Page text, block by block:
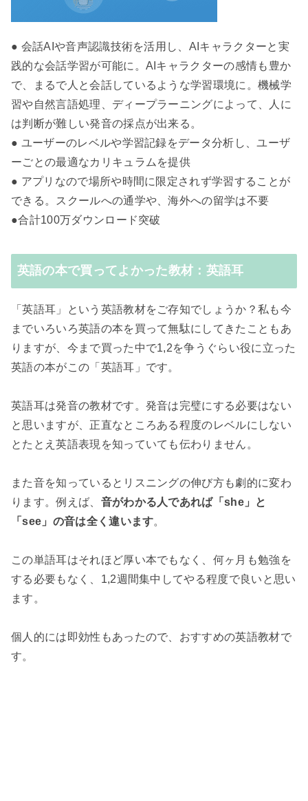
● 会話AIや音声認識技術を活用し、AIキャラクターと実
践的な会話学習が可能に。AIキャラクターの感情も豊か
で、まるで人と会話しているような学習環境に。機械学
習や自然言語処理、ディープラーニングによって、人に
は判断が難しい発音の採点が出来る。
● ユーザーのレベルや学習記録をデータ分析し、ユーザ
ーごとの最適なカリキュラムを提供
● アプリなので場所や時間に限定されず学習することが
できる。スクールへの通学や、海外への留学は不要
●合計100万ダウンロード突破
英語の本で買ってよかった教材：英語耳
「英語耳」という英語教材をご存知でしょうか？私も今
までいろいろ英語の本を買って無駄にしてきたこともあ
りますが、今まで買った中で1,2を争うぐらい役に立った
英語の本がこの「英語耳」です。
英語耳は発音の教材です。発音は完璧にする必要はない
と思いますが、正直なところある程度のレベルにしない
とたとえ英語表現を知っていても伝わりません。
また音を知っているとリスニングの伸び方も劇的に変わ
ります。例えば、 音がわかる人であれば「she」と
「see」の音は全く違います。
この単語耳はそれほど厚い本でもなく、何ヶ月も勉強を
する必要もなく、1,2週間集中してやる程度で良いと思い
ます。
個人的には即効性もあったので、おすすめの英語教材で
す。